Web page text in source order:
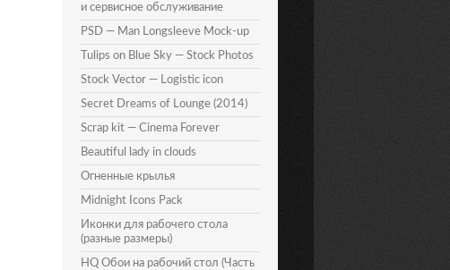
и сервисное обслуживание
PSD — Man Longsleeve Mock-up
Tulips on Blue Sky — Stock Photos
Stock Vector — Logistic icon
Secret Dreams of Lounge (2014)
Scrap kit — Cinema Forever
Beautiful lady in clouds
Огненные крылья
Midnight Icons Pack
Иконки для рабочего стола
(разные размеры)
HQ Обои на рабочий стол (Часть